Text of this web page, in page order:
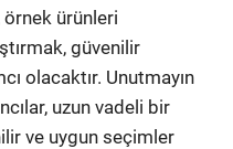
ürünleri
güvenilir
olacaktır. Unutmayın
uzun vadeli bir
ve uygun seçimler